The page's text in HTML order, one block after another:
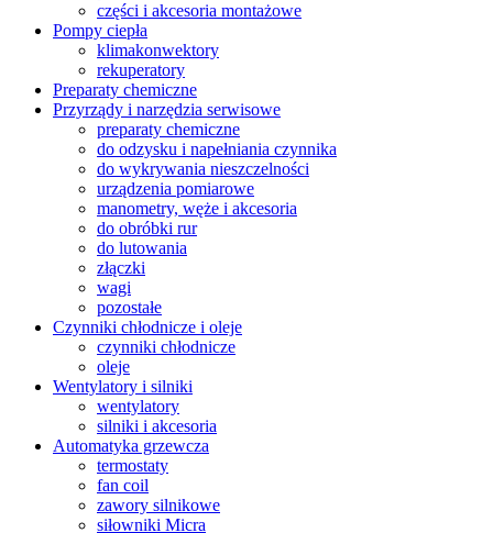
części i akcesoria montażowe
Pompy ciepła
klimakonwektory
rekuperatory
Preparaty chemiczne
Przyrządy i narzędzia serwisowe
preparaty chemiczne
do odzysku i napełniania czynnika
do wykrywania nieszczelności
urządzenia pomiarowe
manometry, węże i akcesoria
do obróbki rur
do lutowania
złączki
wagi
pozostałe
Czynniki chłodnicze i oleje
czynniki chłodnicze
oleje
Wentylatory i silniki
wentylatory
silniki i akcesoria
Automatyka grzewcza
termostaty
fan coil
zawory silnikowe
siłowniki Micra